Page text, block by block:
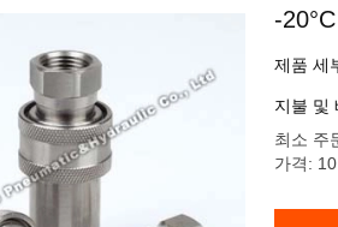
-
제품 세
지불 및
최소 주
가격: 10